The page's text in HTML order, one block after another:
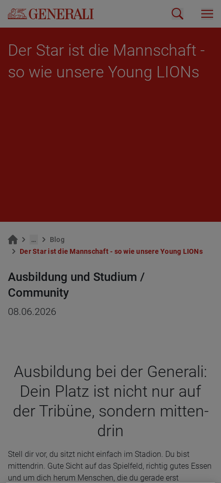
Der Star ist die Mann­schaft -
so wie un­se­re Young LIONs
…
Blog
Der Star ist die Mann­schaft - so wie un­se­re Young LIONs
Ausbildung und Studium /
Community
08.06.2026
Aus­bil­dung bei der Gene­rali:
Dein Platz ist nicht nur auf
der Tri­büne, son­dern mit­ten­
drin
Stell dir vor, du sitzt nicht einfach im Stadion. Du bist
mittendrin. Gute Sicht auf das Spielfeld, richtig gutes Essen
und um dich herum Menschen, die du gerade erst